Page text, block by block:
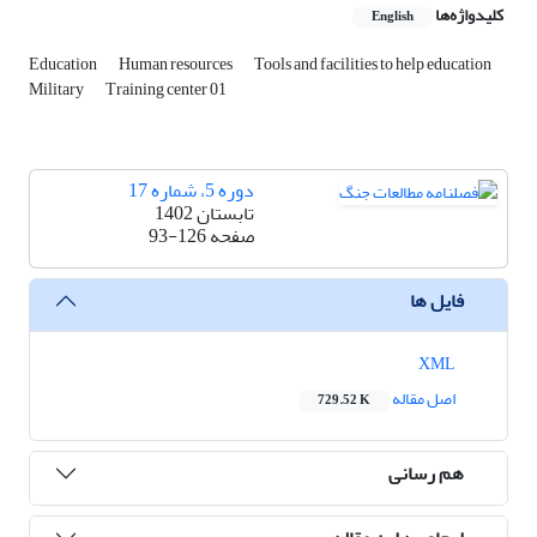
کلیدواژه‌ها English
Education Human resources Tools and facilities to help education
Military Training center 01
دوره 5، شماره 17
تابستان 1402
صفحه93-126
فایل ها
اصل مقاله
729.52 K
هم رسانی